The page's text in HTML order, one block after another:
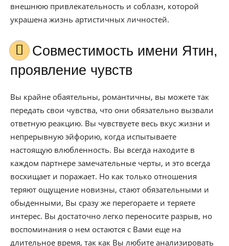
внешнюю привлекательность и соблазн, которой
украшена жизнь артистичных личностей.
Совместимость имени Ятин,
проявление чувств
Вы крайне обаятельны, романтичны, вы можете так
передать свои чувства, что они обязательно вызвали
ответную реакцию. Вы чувствуете весь вкус жизни и
непрерывную эйфорию, когда испытываете
настоящую влюбленность. Вы всегда находите в
каждом партнере замечательные черты, и это всегда
восхищает и поражает. Но как только отношения
теряют ощущение новизны, стают обязательными и
обыденными, Вы сразу же перегораете и теряете
интерес. Вы достаточно легко переносите разрыв, но
воспоминания о нем остаются с Вами еще на
длительное время, так как Вы любите анализировать